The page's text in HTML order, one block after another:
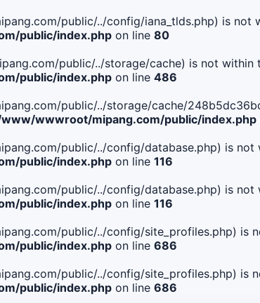
public/../config/iana_tlds.php) is not
public/index.php on line 80
public/../storage/cache) is not within
public/index.php on line 486
public/../storage/cache/
wwwroot/mipang.com/public/index.php
public/../config/database.php) is not
public/index.php on line 116
public/../config/database.php) is not
public/index.php on line 116
public/../config/site_profiles.php) is
public/index.php on line 686
public/../config/site_profiles.php) is
public/index.php on line 686